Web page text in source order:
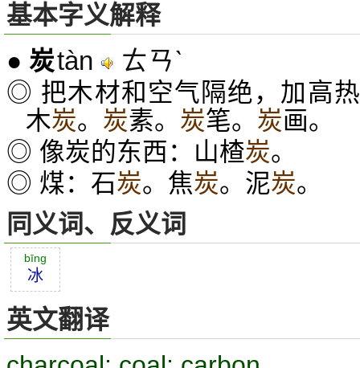
基本字义解释
● 炭tàn ㄊㄢˋ
◎ 把木材和空气隔绝，加高
木炭。 炭素。 炭笔。 炭画。
◎ 像炭的东西：山楂炭。
◎ 煤：石炭。焦炭。泥炭。
同义词、反义词
bīng
冰
英文翻译